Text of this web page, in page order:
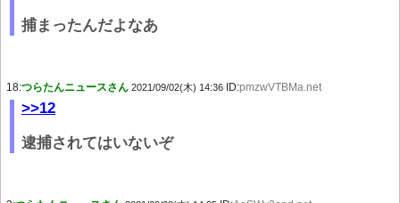
捕まったんだよなあ
18:つらたんニュースさん 2021/09/02(木) 14:36 ID:pmzwVTBMa.net
>>12
逮捕されてはいないぞ